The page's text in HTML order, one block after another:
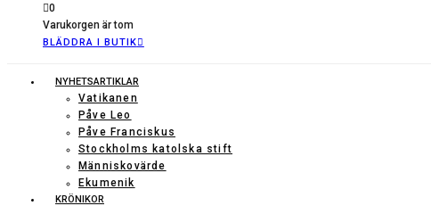
0
Varukorgen är tom
BLÄDDRA I BUTIK
NYHETSARTIKLAR
Vatikanen
Påve Leo
Påve Franciskus
Stockholms katolska stift
Människovärde
Ekumenik
KRÖNIKOR